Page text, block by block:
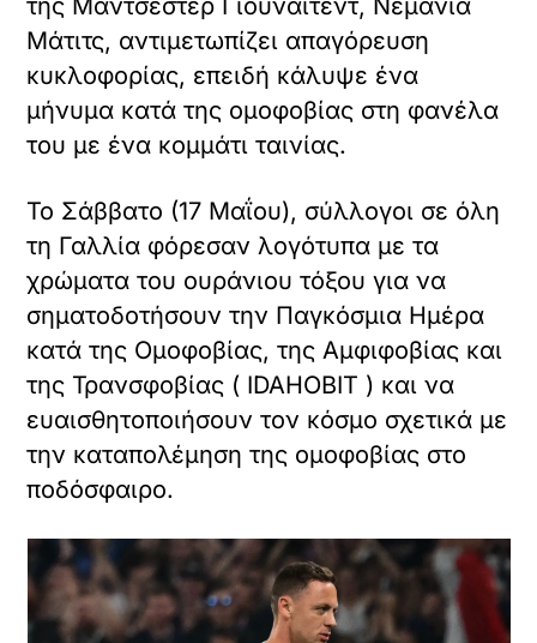
Μάτιτς, αντιμετωπίζει απαγόρευση
κυκλοφορίας, επειδή κάλυψε ένα
μήνυμα κατά της ομοφοβίας στη φανέλα
του με ένα κομμάτι ταινίας.
Το Σάββατο (17 Μαΐου), σύλλογοι σε όλη
τη Γαλλία φόρεσαν λογότυπα με τα
χρώματα του ουράνιου τόξου για να
σηματοδοτήσουν την Παγκόσμια Ημέρα
κατά της Ομοφοβίας, της Αμφιφοβίας και
της Τρανσφοβίας ( IDAHOBIT ) και να
ευαισθητοποιήσουν τον κόσμο σχετικά με
την καταπολέμηση της ομοφοβίας στο
ποδόσφαιρο.